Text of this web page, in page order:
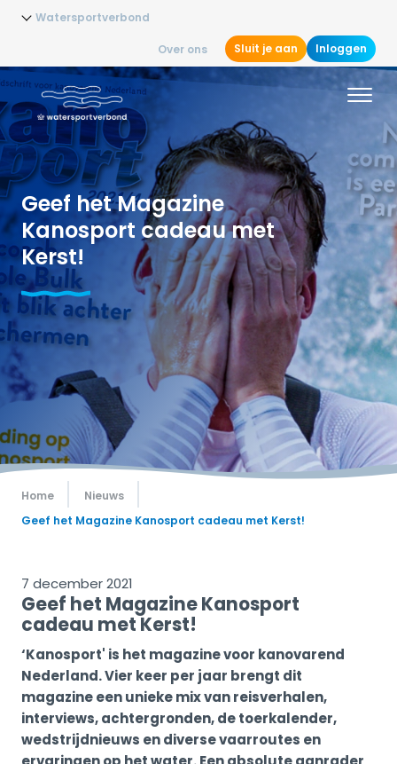
Watersportverbond
Over ons Sluit je aan Inloggen
Geef het Magazine
Kanosport cadeau met
Kerst!
Home
Nieuws
Geef het Magazine Kanosport cadeau met Kerst!
7 december 2021
Geef het Magazine Kanosport
cadeau met Kerst!
‘Kanosport' is het magazine voor kanovarend
Nederland. Vier keer per jaar brengt dit
magazine een unieke mix van reisverhalen,
interviews, achtergronden, de toerkalender,
wedstrijdnieuws en diverse vaarroutes en